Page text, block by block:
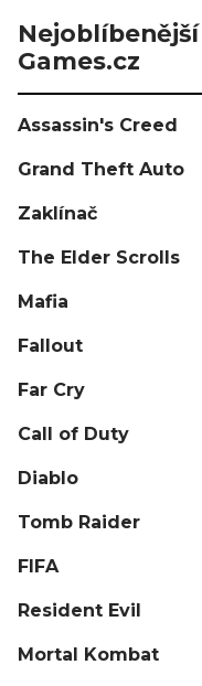
Games.cz
Assassin's Creed
Grand Theft Auto
Zaklínač
The Elder Scrolls
Mafia
Fallout
Far Cry
Call of Duty
Diablo
Tomb Raider
FIFA
Resident Evil
Mortal Kombat